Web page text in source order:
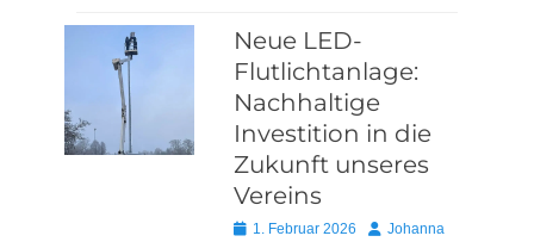
Neue LED-
Flutlichtanlage:
Nachhaltige
Investition in die
Zukunft unseres
Vereins
Posted1. Februar 2026 AutorJohanna